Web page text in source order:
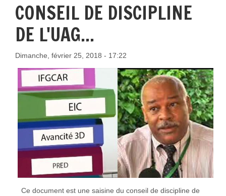
CONSEIL DE DISCIPLINE
DE L'UAG...
Dimanche, février 25, 2018 - 17:22
Ce document est une saisine du conseil de discipline de